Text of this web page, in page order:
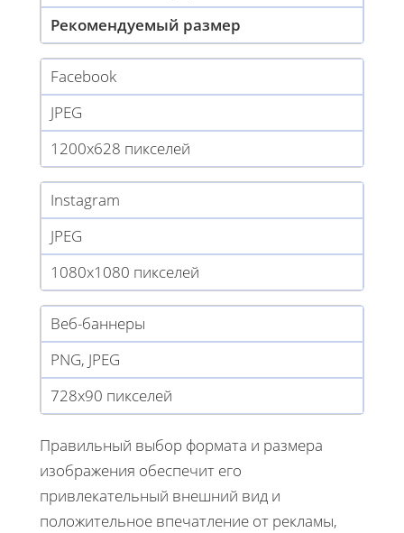
Рекомендуемый размер
Facebook
JPEG
1200x628 пикселей
Instagram
JPEG
1080x1080 пикселей
Веб-баннеры
PNG, JPEG
728x90 пикселей
Правильный выбор формата и размера
изображения обеспечит его
привлекательный внешний вид и
положительное впечатление от рекламы,